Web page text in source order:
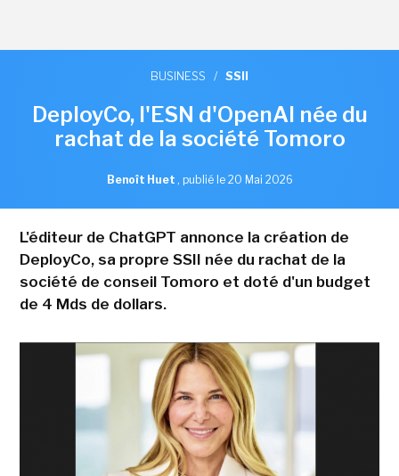
BUSINESS / SSII
DeployCo, l'ESN d'OpenAI née du
rachat de la société Tomoro
Benoît Huet , publié le 20 Mai 2026
L'éditeur de ChatGPT annonce la création de
DeployCo, sa propre SSII née du rachat de la
société de conseil Tomoro et doté d'un budget
de 4 Mds de dollars.